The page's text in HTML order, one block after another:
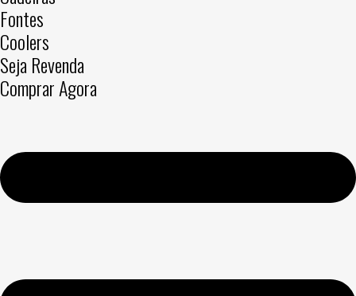
Fontes
Coolers
Seja Revenda
Comprar Agora